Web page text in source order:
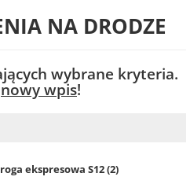
NA DRODZE
wybrane kryteria.
nowy wpis!
ekspresowa S12 (2)